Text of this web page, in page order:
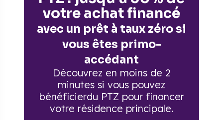
votre achat financé
avec un prêt à taux zéro si
vous êtes primo-
accédant
Découvrez en moins de 2
minutes si vous pouvez
bénéficierdu PTZ pour financer
votre résidence principale.